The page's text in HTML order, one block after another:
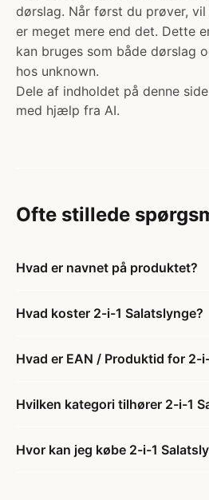
dørslag. Når først du prøver,
er meget mere end det. Dette
kan bruges som både dørslag
hos unknown.
Dele af indholdet på denne
med hjælp fra AI.
Ofte stillede
Hvad er navnet på produktet?
Hvad koster 2-i-1 Salatslynge?
Hvad er EAN / Produktid for 2-
Hvilken kategori tilhører 2-i-1
Hvor kan jeg købe 2-i-1